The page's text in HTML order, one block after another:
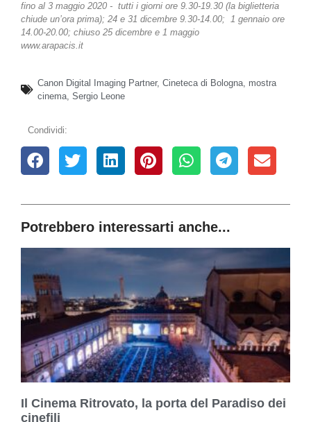
fino al 3 maggio 2020 - tutti i giorni ore 9.30-19.30 (la biglietteria
chiude un’ora prima); 24 e 31 dicembre 9.30-14.00; 1 gennaio ore
14.00-20.00; chiuso 25 dicembre e 1 maggio
www.arapacis.it
Canon Digital Imaging Partner, Cineteca di Bologna mostra
cinema Sergio Leone
Condividi:
Potrebbero interessarti anche...
Il Cinema Ritrovato, la porta del Paradiso dei
cinefili